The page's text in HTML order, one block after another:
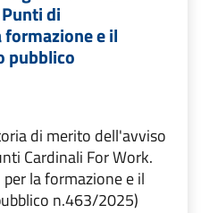
di
e il
pubblico
di merito dell'avviso
Cardinali For Work.
la formazione e il
n.463/2025)